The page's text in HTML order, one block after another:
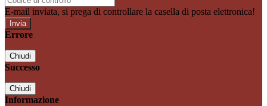
E-mail inviata, si prega di controllare la casella di posta elettronica!
Errore
Chiudi
Successo
Chiudi
Informazione